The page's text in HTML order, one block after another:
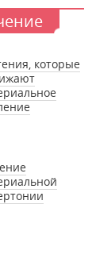
которые